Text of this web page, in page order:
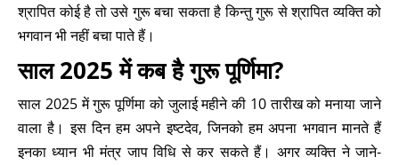
श्रापित कोई है तो उसे गुरू बचा सकता है किन्तु गुरू से श्रापित व्यक्ति को
भगवान भी नहीं बचा पाते हैं।
साल 2025 में कब है गुरू पूर्णिमा?
साल 2025 में गुरू पूर्णिमा को जुलाई महीने की 10 तारीख को मनाया जाने
वाला है। इस दिन हम अपने इष्टदेव, जिनको हम अपना भगवान मानते हैं
इनका ध्यान भी मंत्र जाप विधि से कर सकते हैं। अगर व्यक्ति ने जाने-